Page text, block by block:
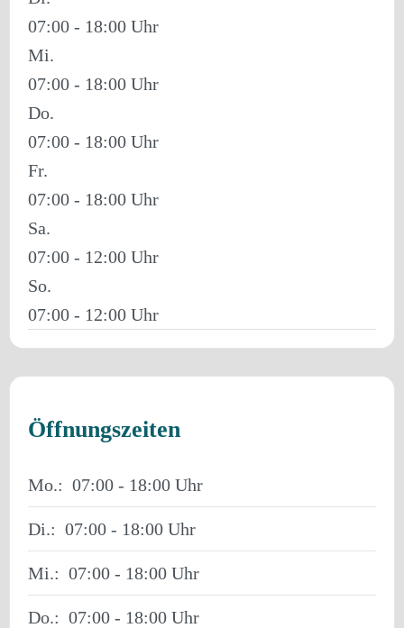
07:00 - 18:00
Mi.
07:00 - 18:00
Do.
07:00 - 18:00
Fr.
07:00 - 18:00
Sa.
07:00 - 12:00
So.
07:00 - 12:00
Öffnungszeiten
Mo.: 07:00 - 18:00
Di.: 07:00 - 18:00
Mi.: 07:00 - 18:00
Do.: 07:00 - 18:00